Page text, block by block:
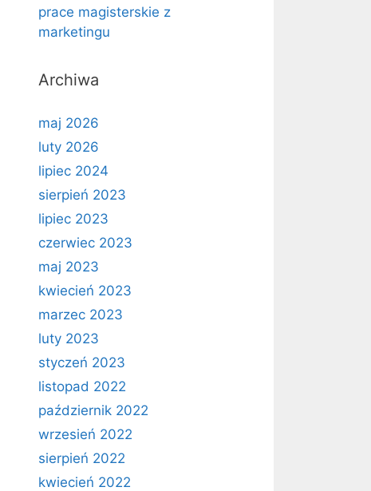
prace magisterskie z
marketingu
Archiwa
maj 2026
luty 2026
lipiec 2024
sierpień 2023
lipiec 2023
czerwiec 2023
maj 2023
kwiecień 2023
marzec 2023
luty 2023
styczeń 2023
listopad 2022
październik 2022
wrzesień 2022
sierpień 2022
kwiecień 2022